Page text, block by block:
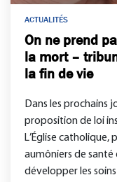
ACTUALITÉS
On ne prend
la mort –
la fin de vie
Dans les prochains
proposition de loi
L’Église catholique,
aumôniers de santé
développer les